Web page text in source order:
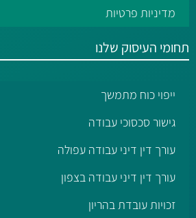
מדיניות פרטיות
תחומי העיסוק שלנו
ייפוי כוח מתמשך
גישור סכסוכי עבודה
עורך דין דיני עבודה עפולה
עורך דין דיני עבודה בצפון
זכויות עובדת בהריון